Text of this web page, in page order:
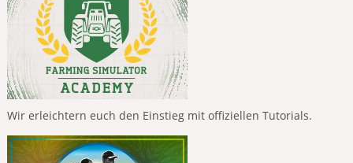
Wir erleichtern euch den Einstieg mit offiziellen Tutorials.